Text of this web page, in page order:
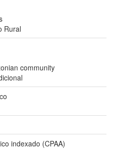
Rural
community
indexado (CPAA)